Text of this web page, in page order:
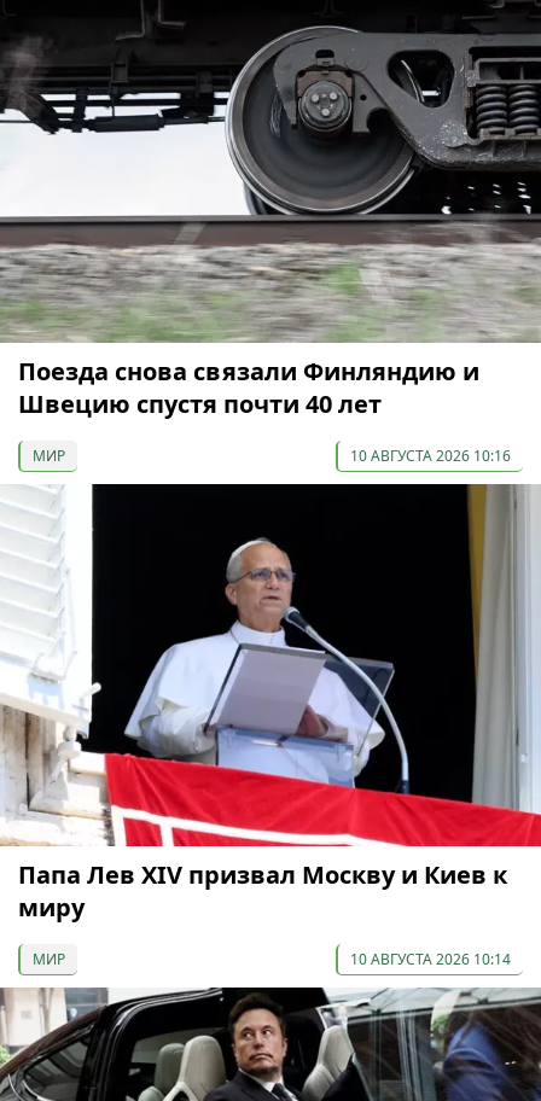
Поезда снова связали Финляндию и
Швецию спустя почти 40 лет
МИР 10 АВГУСТА 2026 10:16
Папа Лев XIV призвал Москву и Киев к
миру
МИР 10 АВГУСТА 2026 10:14